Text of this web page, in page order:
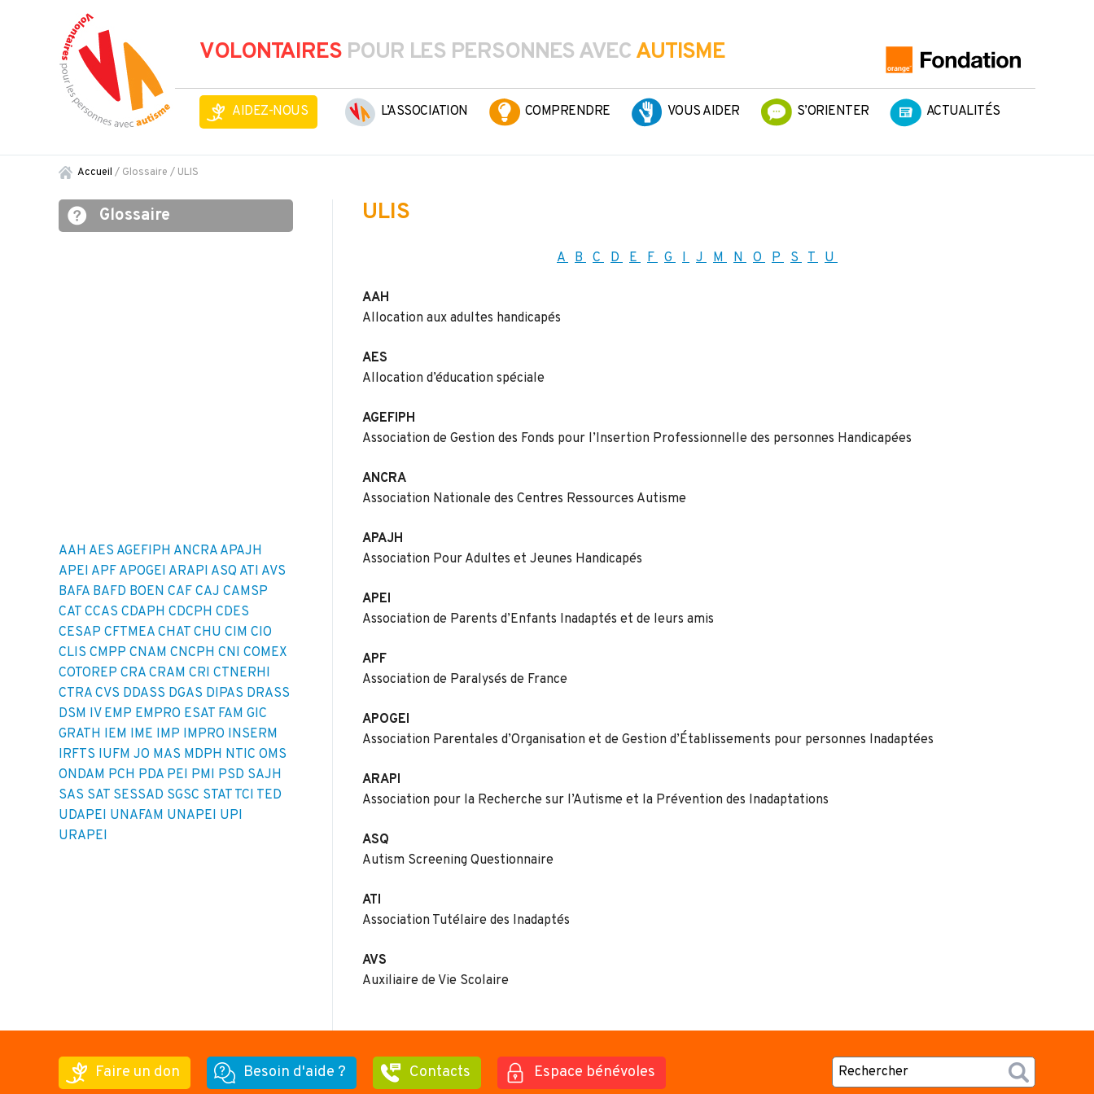
VOLONTAIRES POUR LES PERSONNES AVEC AUTISME
AIDEZ-NOUS L’ASSOCIATION COMPRENDRE VOUS AIDER S’ORIENTER ACTUALITÉS
Accueil / Glossaire / ULIS
ULIS
A B C D E F G I J M N O P S T U
AAH
Allocation aux adultes handicapés
AES
Allocation d’éducation spéciale
AGEFIPH
Association de Gestion des Fonds pour l’Insertion Professionnelle des personnes Handicapées
ANCRA
Association Nationale des Centres Ressources Autisme
APAJH
Association Pour Adultes et Jeunes Handicapés
APEI
Association de Parents d’Enfants Inadaptés et de leurs amis
APF
Association de Paralysés de France
APOGEI
Association Parentales d’Organisation et de Gestion d’Établissements pour personnes Inadaptées
ARAPI
Association pour la Recherche sur l’Autisme et la Prévention des Inadaptations
ASQ
Autism Screening Questionnaire
ATI
Association Tutélaire des Inadaptés
AVS
Auxiliaire de Vie Scolaire
Glossaire
AAH AES AGEFIPH ANCRA APAJH
APEI APF APOGEI ARAPI ASQ ATI AVS
BAFA BAFD BOEN CAF CAJ CAMSP
CAT CCAS CDAPH CDCPH CDES
CESAP CFTMEA CHAT CHU CIM CIO
CLIS CMPP CNAM CNCPH CNI COMEX
COTOREP CRA CRAM CRI CTNERHI
CTRA CVS DDASS DGAS DIPAS DRASS
DSM IV EMP EMPRO ESAT FAM GIC
GRATH IEM IME IMP IMPRO INSERM
IRFTS IUFM JO MAS MDPH NTIC OMS
ONDAM PCH PDA PEI PMI PSD SAJH
SAS SAT SESSAD SGSC STAT TCI TED
UDAPEI UNAFAM UNAPEI UPI
URAPEI
Faire un don Besoin d'aide ? Contacts Espace bénévoles